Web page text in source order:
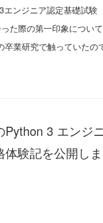
エンジニア認定基礎試験
た際の第一印象について
卒業研究で触っていたの
3 エンジ
験記を公開しま